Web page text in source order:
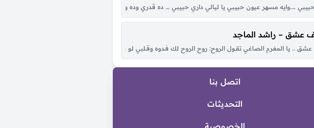
تردّى ما هو طيب إلا رِدى اما يعيبك ولا عل فاضي ترى راح وسُدى قولو لهم كِش سَوْد الله بل وجيه اوجيههم
….وايه مسهر عيون حبيبي يا ليالي داري حبيبي … ده قدري وده ونصيبي ابو العيون السود … ورد الخد عليه
عقبك الحياة المستقرّة مرّت سنين العمر وإنتي هناها كل همّي راحتك وأسعى وراها عيني بعدك ما تحب إلا
عشق – راشد الماجد
عشق .. يا المغرم الصاغي تقــول الروح: روح الروح لك فـدوه وقــلبي لـو شكــا مـن حــبك الطاغي تلــوّم في العَــرَب من
اتصل بنا
التحديثات